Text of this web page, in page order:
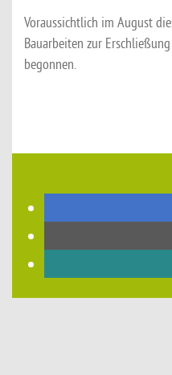
Voraussichtlich im August
Bauarbeiten zur
begonnen.